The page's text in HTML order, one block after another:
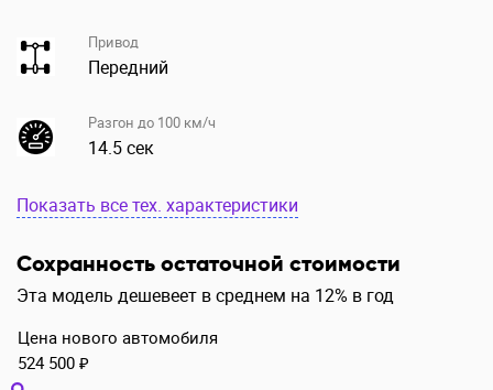
Привод
Передний
Разгон до 100 км/ч
14.5 сек
Показать все тех. характеристики
Сохранность остаточной стоимости
Эта модель дешевеет в среднем на 12% в год
Цена нового автомобиля
524 500 ₽